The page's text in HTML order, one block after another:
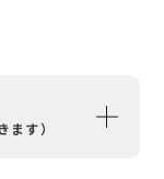
ます）